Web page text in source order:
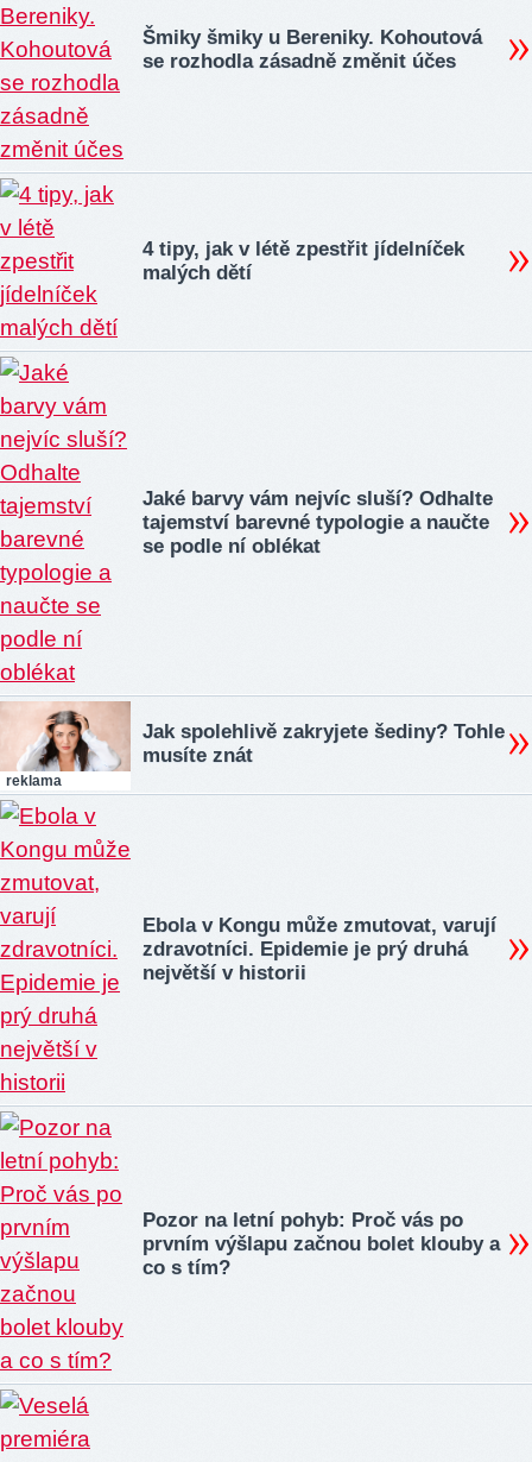
Šmiky šmiky u Bereniky. Kohoutová
se rozhodla zásadně změnit účes
4 tipy, jak v létě zpestřit jídelníček
malých dětí
Jaké barvy vám nejvíc sluší? Odhalte
tajemství barevné typologie a naučte
se podle ní oblékat
reklama
Jak spolehlivě zakryjete šediny? Tohle
musíte znát
Ebola v Kongu může zmutovat, varují
zdravotníci. Epidemie je prý druhá
největší v historii
Pozor na letní pohyb: Proč vás po
prvním výšlapu začnou bolet klouby a
co s tím?